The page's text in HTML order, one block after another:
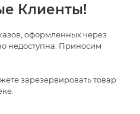
Быстрый просмотр
Клиенты!
оформленных через
недоступна. Приносим
зарезервировать товар